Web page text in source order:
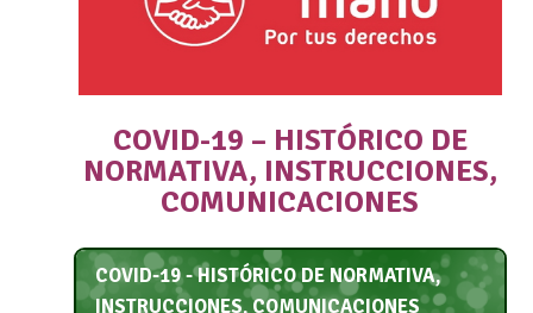
COVID-19 – HISTÓRICO DE
NORMATIVA, INSTRUCCIONES,
COMUNICACIONES
COVID-19 - HISTÓRICO DE NORMATIVA,
INSTRUCCIONES, COMUNICACIONES